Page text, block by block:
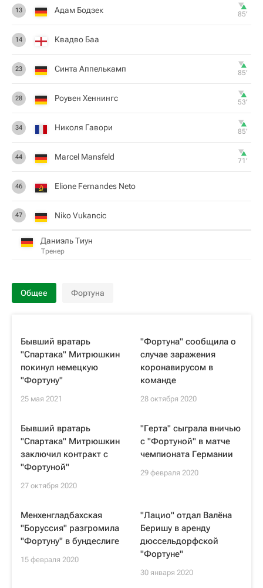
13 Адам Бодзек 85‎’‎
14 Квадво Баа
23 Синта Аппелькамп 85‎’‎
28 Роувен Хеннингс 53‎’‎
34 Николя Гавори 85‎’‎
44 Marcel Mansfeld 71‎’‎
46 Elione Fernandes Neto
47 Niko Vukancic
Даниэль Тиун
Тренер
Общее Фортуна
Бывший вратарь
"Спартака" Митрюшкин
покинул немецкую
"Фортуну"
25 мая 2021
"Фортуна" сообщила о
случае заражения
коронавирусом в
команде
28 октября 2020
Бывший вратарь
"Спартака" Митрюшкин
заключил контракт с
"Фортуной"
27 октября 2020
"Герта" сыграла вничью
с "Фортуной" в матче
чемпионата Германии
29 февраля 2020
Менхенгладбахская
"Боруссия" разгромила
"Фортуну" в бундеслиге
15 февраля 2020
"Лацио" отдал Валёна
Беришу в аренду
дюссельдорфской
"Фортуне"
30 января 2020